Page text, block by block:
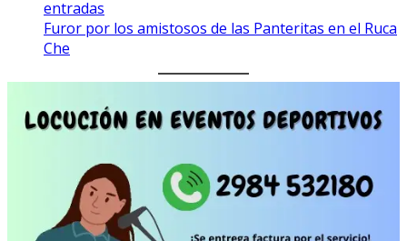
entradas
Furor por los amistosos de las Panteritas en el Ruca
Che